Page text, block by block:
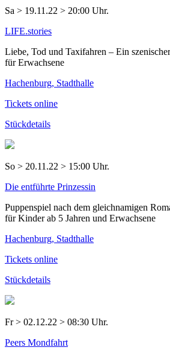
Sa > 19.11.22 > 20:00 Uhr.
LIFE.stories
Liebe, Tod und Taxifahren – Ein
für Erwachsene
Hachenburg, Stadthalle
Tickets online
Stückdetails
So > 20.11.22 > 15:00 Uhr.
Die entführte Prinzessin
Puppenspiel nach dem gleichnamigen
für Kinder ab 5 Jahren und Erwachsene
Hachenburg, Stadthalle
Tickets online
Stückdetails
Fr > 02.12.22 > 08:30 Uhr.
Peers Mondfahrt